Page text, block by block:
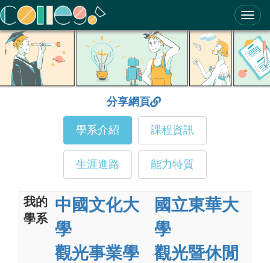
ColleGo! 大學選才與高中育才輔助系統
分享網頁
學系介紹 課程資訊
生涯進路 能力特質
我的
學系
中國文化大
學
觀光事業學
國立東華大
學
觀光暨休閒